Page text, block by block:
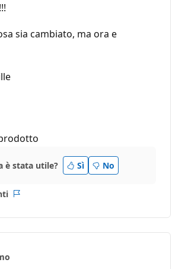
sia cambiato, ma ora e
è stata utile? Sì No